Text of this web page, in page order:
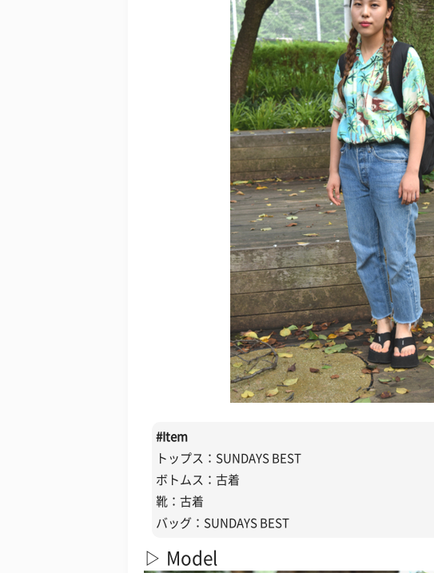
#Item
トップス：SUNDAYS BEST
ボトムス：古着
靴：古着
バッグ：SUNDAYS BEST
▷ Model